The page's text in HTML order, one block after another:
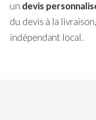
un devis
du devis à la
indépendant local.